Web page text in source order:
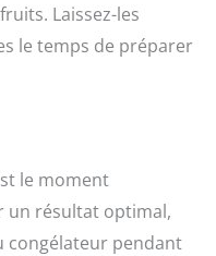
Laissez-les
le temps de préparer
le moment
un résultat optimal,
congélateur pendant